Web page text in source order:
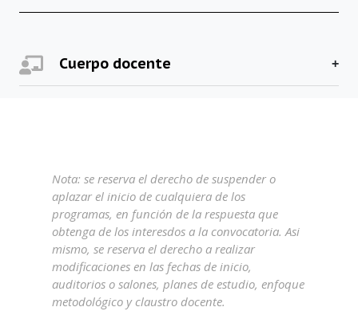
Cuerpo docente
Nota: se reserva el derecho de suspender o
aplazar el inicio de cualquiera de los
programas, en función de la respuesta que
obtenga de los interesdos a la convocatoria. Asi
mismo, se reserva el derecho a realizar
modificaciones en las fechas de inicio,
auditorios o salones, planes de estudio, enfoque
metodológico y claustro docente.